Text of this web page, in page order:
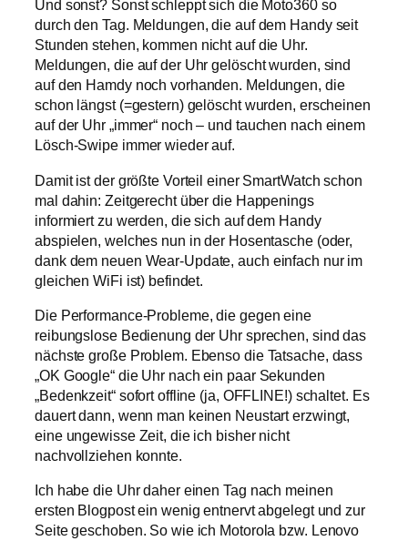
Und sonst? Sonst schleppt sich die Moto360 so
durch den Tag. Meldungen, die auf dem Handy seit
Stunden stehen, kommen nicht auf die Uhr.
Meldungen, die auf der Uhr gelöscht wurden, sind
auf den Hamdy noch vorhanden. Meldungen, die
schon längst (=gestern) gelöscht wurden, erscheinen
auf der Uhr „immer“ noch – und tauchen nach einem
Lösch-Swipe immer wieder auf.
Damit ist der größte Vorteil einer SmartWatch schon
mal dahin: Zeitgerecht über die Happenings
informiert zu werden, die sich auf dem Handy
abspielen, welches nun in der Hosentasche (oder,
dank dem neuen Wear-Update, auch einfach nur im
gleichen WiFi ist) befindet.
Die Performance-Probleme, die gegen eine
reibungslose Bedienung der Uhr sprechen, sind das
nächste große Problem. Ebenso die Tatsache, dass
„OK Google“ die Uhr nach ein paar Sekunden
„Bedenkzeit“ sofort offline (ja, OFFLINE!) schaltet. Es
dauert dann, wenn man keinen Neustart erzwingt,
eine ungewisse Zeit, die ich bisher nicht
nachvollziehen konnte.
Ich habe die Uhr daher einen Tag nach meinen
ersten Blogpost ein wenig entnervt abgelegt und zur
Seite geschoben. So wie ich Motorola bzw. Lenovo